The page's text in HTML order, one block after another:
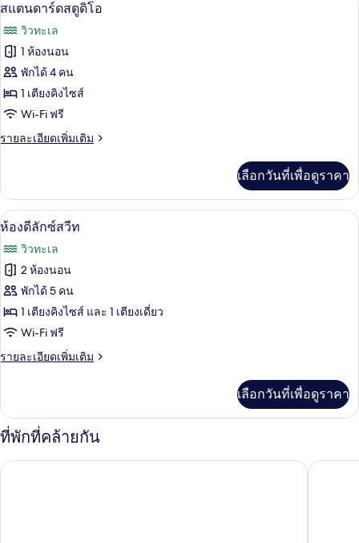
ดี
ซ์
สตู
ดิ
โอ
ภาพถ่าย
ทั้งหมด
ของ
สแตนดาร์ด
สตู
ดิโอ
13
สแตนดาร์ดสตูดิโอ
วิวทะเล
1 ห้องนอน
พักได้ 4 คน
1 เตียงคิงไซส์
Wi-Fi ฟรี
รายละเอียดเพิ่มเติม
ราย
เกี่ยว
กับ
สแตนดาร์ด
ดิ
โอ
เลือกวันที่เพื่อดูราคา
เปิด
ภาพถ่าย
ทั้งหมด
ของ
ห้อง
ดี
ลัก
สวีท
เครื่องนอนป้องกันสารก่อภูมิแพ้, ตู้นิรภั
15
ห้องดีลักซ์สวีท
วิวทะเล
2 ห้องนอน
พักได้ 5 คน
1 เตียงคิงไซส์ และ 1 เตียงเดี่ยว
Wi-Fi ฟรี
รายละเอียดเพิ่มเติม
ราย
เกี่ยว
กับ
ห้อง
ลัก
เลือกวันที่เพื่อดูราคา
ที่พักที่คล้ายกัน
Turtles Nest Beach Resort Anguilla